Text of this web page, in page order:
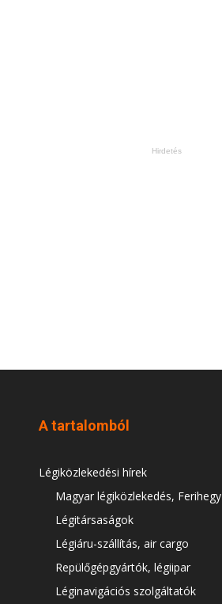
Hirdetés
A tartalomból
Légiközlekedési hírek
Magyar légiközlekedés, Ferihegy
Légitársaságok
Légiáru-szállítás, air cargo
Repülőgépgyártók, légiipar
Léginavigációs szolgáltatók